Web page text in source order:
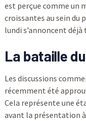
est perçue comme un
croissantes au sein du
lundi s’annoncent
La bataille
Les discussions
récemment été
Cela représente une
avant la présentation